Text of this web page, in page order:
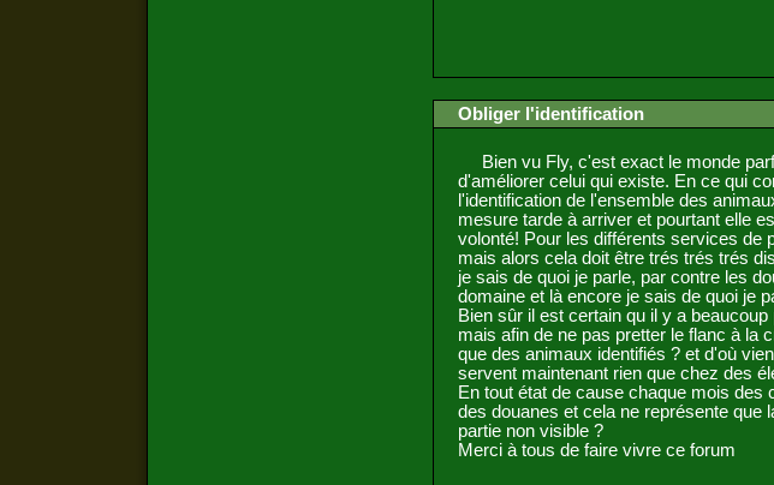
Obliger l'identification
Bien vu Fly, c'est exact le monde
d'améliorer celui qui existe. En ce qui
l'identification de l'ensemble des
mesure tarde à arriver et pourtant elle
volonté! Pour les différents services de
mais alors cela doit être trés trés trés
je sais de quoi je parle, par contre les
domaine et là encore je sais de quoi je
Bien sûr il est certain qu il y a
mais afin de ne pas pretter le flanc à la
que des animaux identifiés ? et d'où
servent maintenant rien que chez des
En tout état de cause chaque mois
des douanes et cela ne représente que
partie non visible ?
Merci à tous de faire vivre ce forum